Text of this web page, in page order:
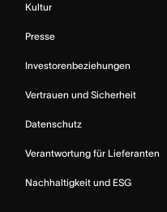
Kultur
Presse
Investorenbeziehungen
Vertrauen und Sicherheit
Datenschutz
Verantwortung für Lieferanten
Nachhaltigkeit und ESG